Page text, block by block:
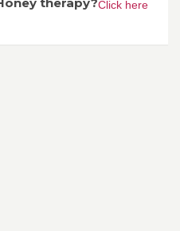
Click here